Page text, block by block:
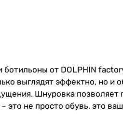
от DOLPHIN
выглядят эффектно, но
Шнуровка
не просто обувь, это